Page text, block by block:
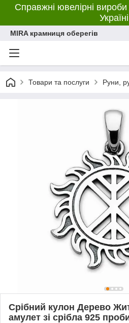
Справжні ювелірні вироби
Україні
MIRA крамниця оберегів
Товари та послуги Руни,
Срібний кулон Дерево
амулет зі срібла 925